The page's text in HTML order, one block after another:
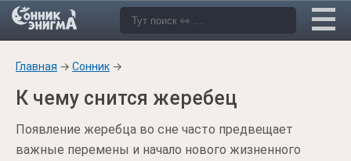
Главная → Сонник →
К чему снится жеребец
Появление жеребца во сне часто предвещает
важные перемены и начало нового жизненного